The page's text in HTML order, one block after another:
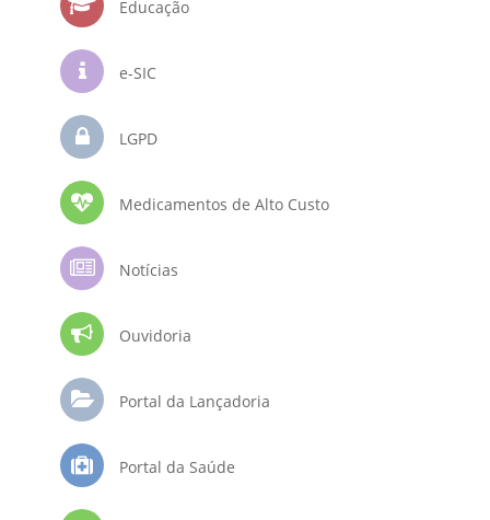
Educação
e-SIC
LGPD
Medicamentos de Alto Custo
Notícias
Ouvidoria
Portal da Lançadoria
Portal da Saúde